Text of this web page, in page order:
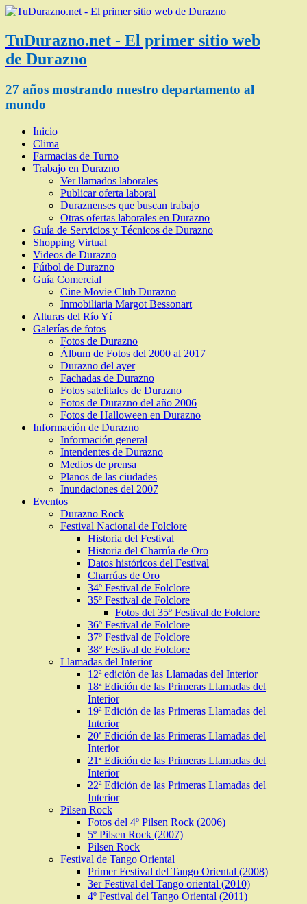
TuDurazno.net - El primer sitio web
de Durazno
27 años mostrando nuestro departamento al
mundo
Inicio
Clima
Farmacias de Turno
Trabajo en Durazno
Ver llamados laborales
Publicar oferta laboral
Duraznenses que buscan trabajo
Otras ofertas laborales en Durazno
Guía de Servicios y Técnicos de Durazno
Shopping Virtual
Videos de Durazno
Fútbol de Durazno
Guía Comercial
Cine Movie Club Durazno
Inmobiliaria Margot Bessonart
Alturas del Río Yí
Galerías de fotos
Fotos de Durazno
Álbum de Fotos del 2000 al 2017
Durazno del ayer
Fachadas de Durazno
Fotos satelitales de Durazno
Fotos de Durazno del año 2006
Fotos de Halloween en Durazno
Información de Durazno
Información general
Intendentes de Durazno
Medios de prensa
Planos de las ciudades
Inundaciones del 2007
Eventos
Durazno Rock
Festival Nacional de Folclore
Historia del Festival
Historia del Charrúa de Oro
Datos históricos del Festival
Charrúas de Oro
34º Festival de Folclore
35º Festival de Folclore
Fotos del 35º Festival de Folclore
36º Festival de Folclore
37º Festival de Folclore
38º Festival de Folclore
Llamadas del Interior
12ª edición de las Llamadas del Interior
18ª Edición de las Primeras Llamadas del
Interior
19ª Edición de las Primeras Llamadas del
Interior
20ª Edición de las Primeras Llamadas del
Interior
21ª Edición de las Primeras Llamadas del
Interior
22ª Edición de las Primeras Llamadas del
Interior
Pilsen Rock
Fotos del 4º Pilsen Rock (2006)
5º Pilsen Rock (2007)
Pilsen Rock
Festival de Tango Oriental
Primer Festival del Tango Oriental (2008)
3er Festival del Tango oriental (2010)
4º Festival del Tango Oriental (2011)